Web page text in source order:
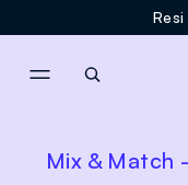
Mix & Match